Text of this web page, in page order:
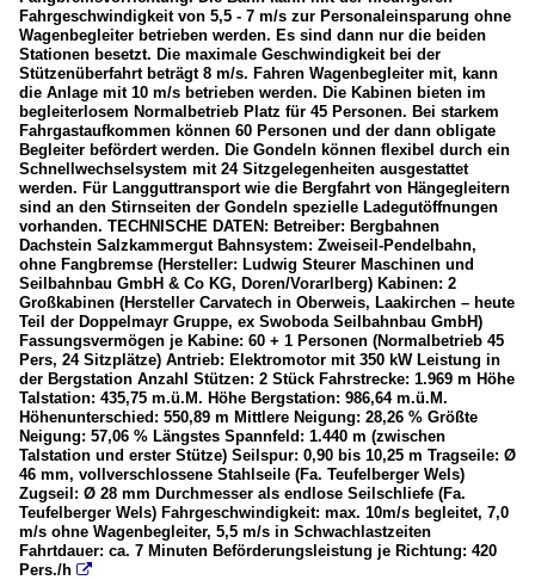
Fahrgeschwindigkeit von 5,5 - 7 m/s zur Personaleinsparung ohne
Wagenbegleiter betrieben werden. Es sind dann nur die beiden
Stationen besetzt. Die maximale Geschwindigkeit bei der
Stützenüberfahrt beträgt 8 m/s. Fahren Wagenbegleiter mit, kann
die Anlage mit 10 m/s betrieben werden. Die Kabinen bieten im
begleiterlosem Normalbetrieb Platz für 45 Personen. Bei starkem
Fahrgastaufkommen können 60 Personen und der dann obligate
Begleiter befördert werden. Die Gondeln können flexibel durch ein
Schnellwechselsystem mit 24 Sitzgelegenheiten ausgestattet
werden. Für Langguttransport wie die Bergfahrt von Hängegleitern
sind an den Stirnseiten der Gondeln spezielle Ladegutöffnungen
vorhanden. TECHNISCHE DATEN: Betreiber: Bergbahnen
Dachstein Salzkammergut Bahnsystem: Zweiseil-Pendelbahn,
ohne Fangbremse (Hersteller: Ludwig Steurer Maschinen und
Seilbahnbau GmbH & Co KG, Doren/Vorarlberg) Kabinen: 2
Großkabinen (Hersteller Carvatech in Oberweis, Laakirchen – heute
Teil der Doppelmayr Gruppe, ex Swoboda Seilbahnbau GmbH)
Fassungsvermögen je Kabine: 60 + 1 Personen (Normalbetrieb 45
Pers, 24 Sitzplätze) Antrieb: Elektromotor mit 350 kW Leistung in
der Bergstation Anzahl Stützen: 2 Stück Fahrstrecke: 1.969 m Höhe
Talstation: 435,75 m.ü.M. Höhe Bergstation: 986,64 m.ü.M.
Höhenunterschied: 550,89 m Mittlere Neigung: 28,26 % Größte
Neigung: 57,06 % Längstes Spannfeld: 1.440 m (zwischen
Talstation und erster Stütze) Seilspur: 0,90 bis 10,25 m Tragseile: Ø
46 mm, vollverschlossene Stahlseile (Fa. Teufelberger Wels)
Zugseil: Ø 28 mm Durchmesser als endlose Seilschliefe (Fa.
Teufelberger Wels) Fahrgeschwindigkeit: max. 10m/s begleitet, 7,0
m/s ohne Wagenbegleiter, 5,5 m/s in Schwachlastzeiten
Fahrtdauer: ca. 7 Minuten Beförderungsleistung je Richtung: 420
Pers./h 